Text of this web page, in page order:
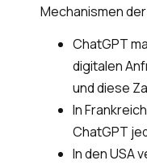
Mechanismen
ChatGPT
digitalen
und diese
In
ChatGPT
In den USA